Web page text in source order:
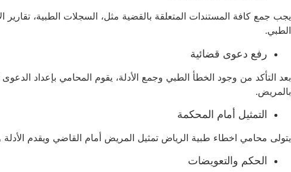
يجب جمع كافة المستندات المتعلقة بالقضية مثل، السجلات الطبية،
الطبي.
رفع دعوى قضائية
بعد التأكد من وجود الخطأ الطبي وجمع الأدلة، يقوم المحامي بإعداد
بالمريض.
التمثيل أمام المحكمة
يتولى محامي اخطاء طبية الرياض تمثيل المريض أمام القاضي ويقدم
الحكم والتعويضات